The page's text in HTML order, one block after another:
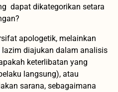
dapat dikategorikan setara
apologetik, melainkan
diajukan dalam analisis
keterlibatan yang
langsung), atau
sarana, sebagaimana